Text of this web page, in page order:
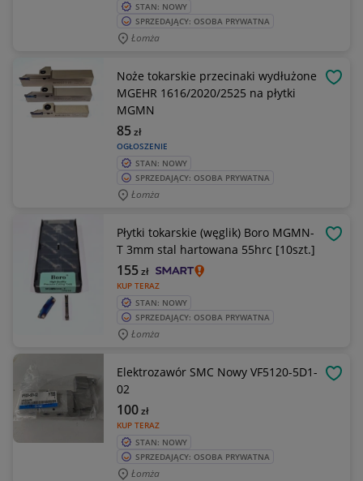
STAN: NOWY
SPRZEDAJĄCY: OSOBA PRYWATNA
Łomża
Noże tokarskie przecinaki wydłużone
MGEHR 1616/2020/2525 na płytki
MGMN
OGŁOSZENIE
85zł
STAN: NOWY
SPRZEDAJĄCY: OSOBA PRYWATNA
Łomża
Płytki tokarskie (węglik) Boro MGMN-
T 3mm stal hartowana 55hrc [10szt.]
KUP TERAZ
155zł
STAN: NOWY
SPRZEDAJĄCY: OSOBA PRYWATNA
Łomża
Elektrozawór SMC Nowy VF5120-5D1-
02
KUP TERAZ
100zł
STAN: NOWY
SPRZEDAJĄCY: OSOBA PRYWATNA
Łomża